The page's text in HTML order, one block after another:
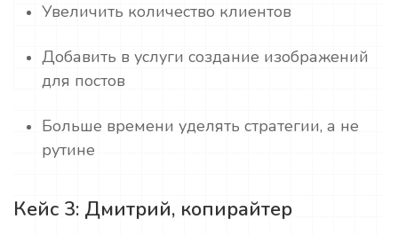
Увеличить количество клиентов
Добавить в услуги создание изображений
для постов
Больше времени уделять стратегии, а не
рутине
Кейс 3: Дмитрий, копирайтер